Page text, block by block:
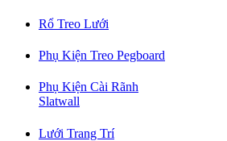
Rổ Treo Lưới
Phụ Kiện Treo Pegboard
Phụ Kiện Cài Rãnh
Slatwall
Lưới Trang Trí